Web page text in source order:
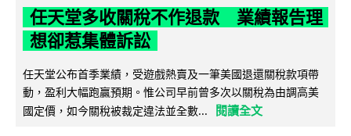
任天堂多收關稅不作退款 業績報告理
想卻惹集體訴訟
任天堂公布首季業績，受遊戲熱賣及一筆美國退還關稅款項帶
動，盈利大幅跑贏預期。惟公司早前曾多次以關稅為由調高美
國定價，如今關稅被裁定違法並全數...
閱讀全文